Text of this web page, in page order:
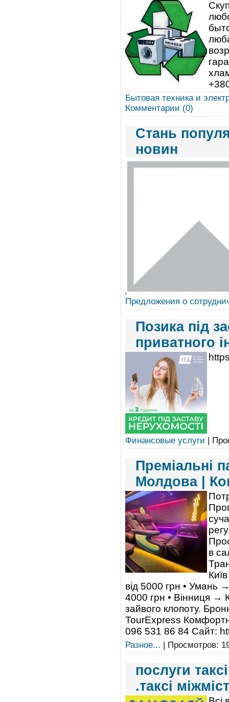
Бытовая техника и
Комментарии (0)
Стань
новин
Предложения о
Позика під
приватного
Финансовые услуги |
Преміальні
Молдова |
в
від 5000 грн • Умань
4000 грн • Вінниця →
зайвого клопоту.
TourExpress
096 531 86 84 Сайт:
Разное... | Просмотров:
послуги
.таксі